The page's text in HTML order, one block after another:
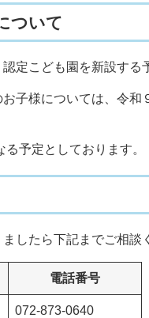
ついて
定こども園を新設する
子様については、令和
予定としております。
したら下記までご相談
電話番号
072-873-0640